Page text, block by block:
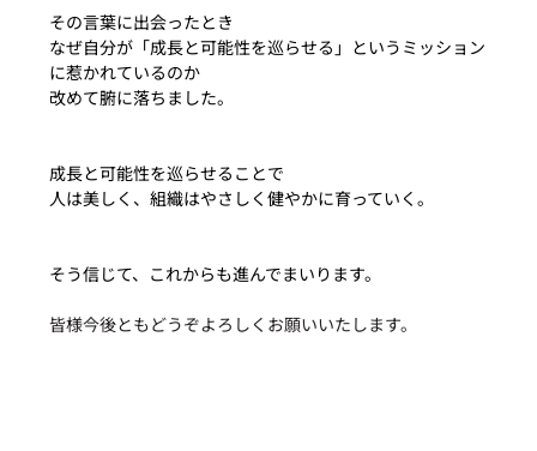
その言葉に出会ったとき
なぜ自分が「成長と可能性を巡らせる」というミッション
に惹かれているのか
改めて腑に落ちました。
成長と可能性を巡らせることで
人は美しく、組織はやさしく健やかに育っていく。
そう信じて、これからも進んでまいります。
皆様今後ともどうぞよろしくお願いいたします。